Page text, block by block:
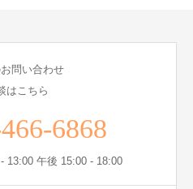
問い合わせ
はこちら
6868
13:00 午後 15:00 - 18:00